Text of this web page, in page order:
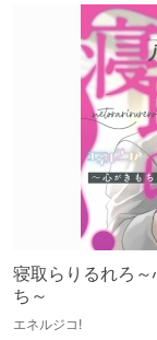
寝取らりるれろ
ち～
エネルジコ!